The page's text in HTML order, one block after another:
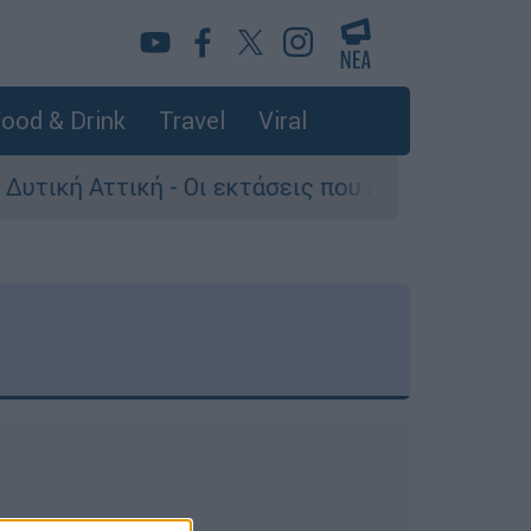
& Drink Travel Viral
- Οι εκτάσεις που κάηκαν και η